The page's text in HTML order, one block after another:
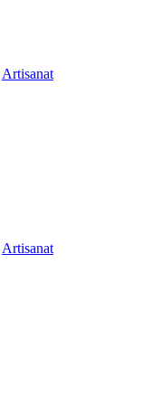
Artisanat
Artisanat